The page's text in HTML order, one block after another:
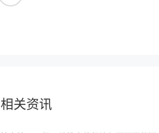
相关资讯